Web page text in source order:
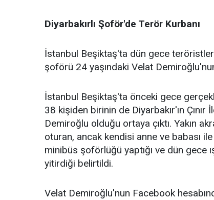
Diyarbakırlı Şoför'de Terör Kurbanı
İstanbul Beşiktaş'ta dün gece
şoförü 24 yaşındaki Velat
İstanbul Beşiktaş'ta önceki gece
38 kişiden birinin de Diyarbakır'ın
Demiroğlu olduğu ortaya çıktı. Yakın
oturan, ancak kendisi anne ve babası
minibüs şoförlüğü yaptığı ve dün gece
yitirdiği belirtildi.
Velat Demiroğlu'nun Facebook